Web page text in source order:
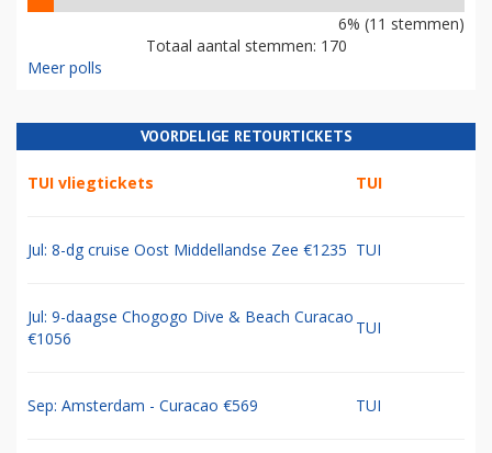
6% (11 stemmen)
Totaal aantal stemmen: 170
Meer polls
VOORDELIGE RETOURTICKETS
TUI vliegtickets TUI
Jul: 8-dg cruise Oost Middellandse Zee €1235 TUI
Jul: 9-daagse Chogogo Dive & Beach Curacao
€1056
TUI
Sep: Amsterdam - Curacao €569 TUI